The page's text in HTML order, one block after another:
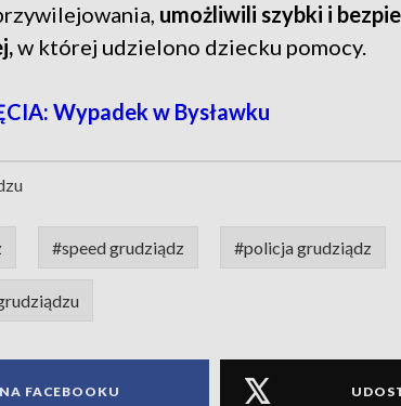
umożliwili szybki i
w której udzielono dziecku pomocy.
Wypadek w Bysławku
#speed grudziądz #policja grudziądz
FACEBOOKU